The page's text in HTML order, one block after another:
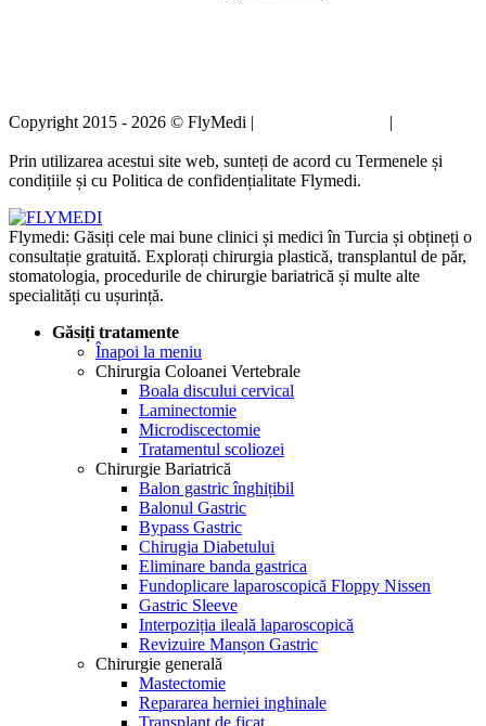
Copyright 2015 - 2026 © FlyMedi | |
Prin utilizarea acestui site web, sunteți de acord cu Termenele și
condițiile și cu Politica de confidențialitate Flymedi.
Flymedi: Găsiți cele mai bune clinici și medici în Turcia și obțineți o
consultație gratuită. Explorați chirurgia plastică, transplantul de păr,
stomatologia, procedurile de chirurgie bariatrică și multe alte
specialități cu ușurință.
Găsiți tratamente
Înapoi la meniu
Chirurgia Coloanei Vertebrale
Boala discului cervical
Laminectomie
Microdiscectomie
Tratamentul scoliozei
Chirurgie Bariatrică
Balon gastric înghițibil
Balonul Gastric
Bypass Gastric
Chirugia Diabetului
Eliminare banda gastrica
Fundoplicare laparoscopică Floppy Nissen
Gastric Sleeve
Interpoziția ileală laparoscopică
Revizuire Manșon Gastric
Chirurgie generală
Mastectomie
Repararea herniei inghinale
Transplant de ficat